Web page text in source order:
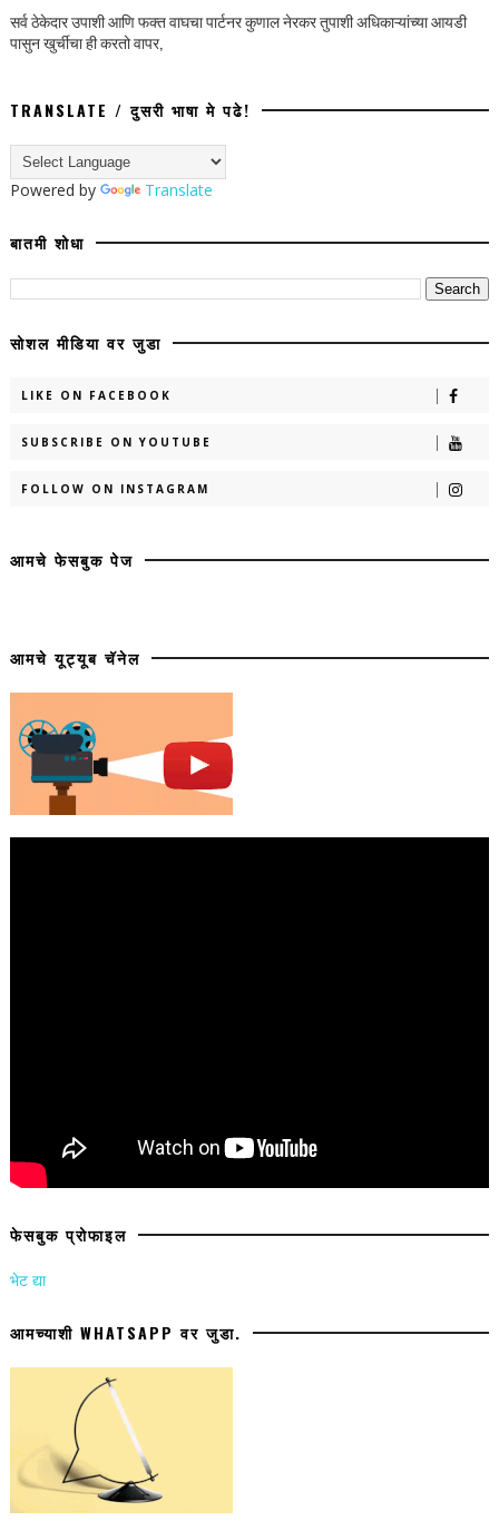
सर्व ठेकेदार उपाशी आणि फक्त वाघचा पार्टनर कुणाल नेरकर तुपाशी अधिकाऱ्यांच्या आयडी
पासुन खुर्चीचा ही करतो वापर,
TRANSLATE / दुसरी भाषा मे पढे!
Powered by Translate
बातमी शोधा
सोशल मीडिया वर जुडा
LIKE ON FACEBOOK
SUBSCRIBE ON YOUTUBE
FOLLOW ON INSTAGRAM
आमचे फेसबुक पेज
आमचे यूट्यूब चॅनेल
फेसबुक प्रोफाइल
भेट द्या
आमच्याशी WHATSAPP वर जुडा.